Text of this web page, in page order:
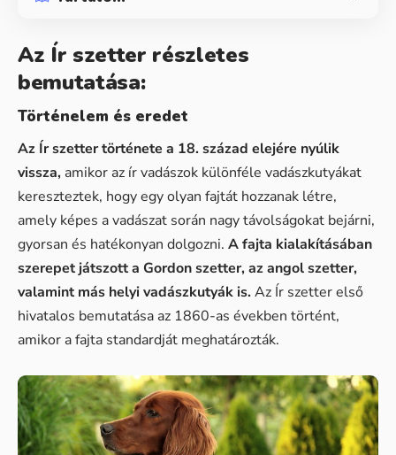
Az Ír szetter részletes
bemutatása:
Történelem és eredet
Az Ír szetter története a 18. század elejére nyúlik
vissza, amikor az ír vadászok különféle vadászkutyákat
kereszteztek, hogy egy olyan fajtát hozzanak létre,
amely képes a vadászat során nagy távolságokat bejárni,
gyorsan és hatékonyan dolgozni. A fajta kialakításában
szerepet játszott a Gordon szetter, az angol szetter,
valamint más helyi vadászkutyák is.Az Ír szetter első
hivatalos bemutatása az 1860-as években történt,
amikor a fajta standardját meghatározták.